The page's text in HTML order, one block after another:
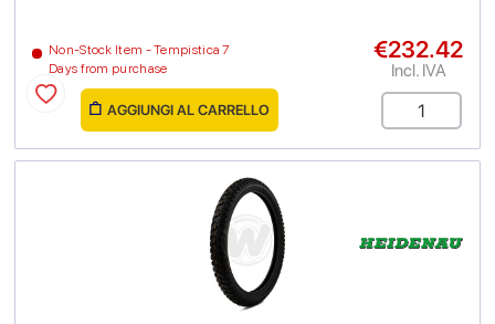
Non-Stock Item - Tempistica 7
Days from purchase
€232.42
Incl. IVA
AGGIUNGI AL CARRELLO